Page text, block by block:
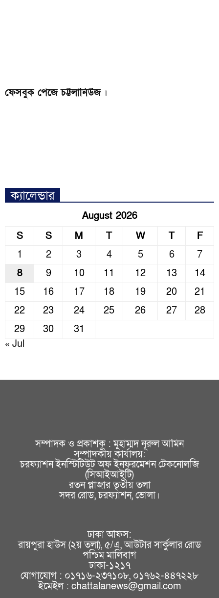
ফেসবুক পেজে চট্টলানিউজ ।
ক্যালেন্ডার
August 2026
S
S M T W T
F
1
2 3 4 5 6
7
8
9 10 11 12 13
14
15
16 17 18 19 20
21
22
23 24 25 26 27
28
29
30
31
« Jul
সম্পাদক ও প্রকাশক : মুহাম্মদ নূরুল আমিন
সম্পাদকীয় কার্যালয়:
চরফ্যাশন ইনস্টিটিউট অফ ইনফরমেশন টেকনোলজি
(সিআইআইটি)
রতন প্লাজার তৃতীয় তলা
সদর রোড, চরফ্যাশন, ভোলা।
ঢাকা অফিস:
রায়পুরা হাউস (২য় তলা), ৫/এ, আউটার সার্কুলার রোড
পশ্চিম মালিবাগ
ঢাকা-১২১৭
যোগাযোগ : ০১৭১৬-২৩৭১০৮, ০১৭৬২-৪৪৭২২৮
ইমেইল : chattalanews@gmail.com